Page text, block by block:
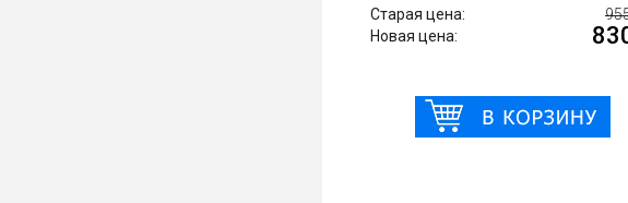
Старая цена:
Новая цена: